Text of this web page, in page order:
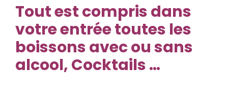
Tout est compris dans
votre entrée toutes les
boissons avec ou sans
alcool, Cocktails …